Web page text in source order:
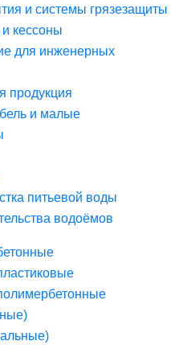
и системы грязезащиты
кессоны
для инженерных
продукция
и малые
питьевой воды
водоёмов